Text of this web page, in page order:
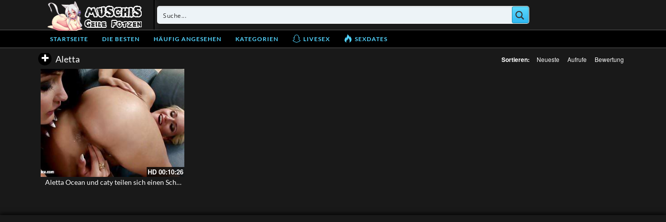
STARTSEITE DIE BESTEN HÄUFIG ANGESEHEN KATEGORIEN LIVESEX SEXDATES
Aletta Sortieren: Neueste Aufrufe Bewertung
HD 00:10:26
Aletta Ocean und caty teilen sich einen Schwanz